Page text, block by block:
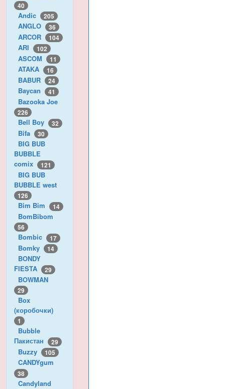
40
Andic 205
ANGLO 36
ARCOR 104
ARI 102
ASCOM 11
ATAKA 16
BABUR 24
Baycan 41
Bazooka Joe
226
Bell Boy 32
Bifa 30
BIG BUB
BUBBLE
comix
121
BIG BUB
BUBBLE west
126
Bim Bim 14
BomBibom
56
Bombic 17
Bomky 14
BONDY
FIESTA
29
BOWMAN
29
Box
(коробочки)
1
Bubble
Пакистан
29
Buzzy 105
CANDYgum
38
Candyland